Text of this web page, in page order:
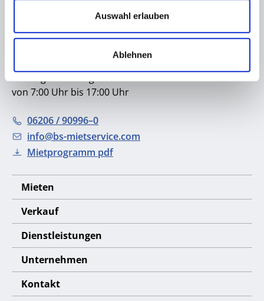
Auswahl erlauben
Ablehnen
D-68623 Lampertheim
Germany
Montag bis Freitag
von 7:00 Uhr bis 17:00 Uhr
06206 / 90996–0
info@bs-mietservice.com
Mietprogramm pdf
Mieten
Verkauf
Dienstleistungen
Unternehmen
Kontakt